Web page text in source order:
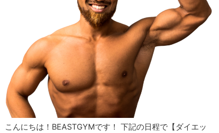
こんにちは！BEASTGYMです！ 下記の日程で【ダイエッ